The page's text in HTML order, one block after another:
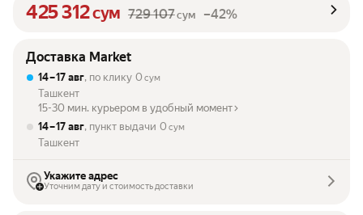
425 312сум 729 107сум –42%
Доставка Market
14 – 17 авг, по клику 0 сум
Ташкент
15-30 мин. курьером в удобный момент
14 – 17 авг, пункт выдачи 0 сум
Ташкент
Укажите адрес
Уточним дату и стоимость доставки